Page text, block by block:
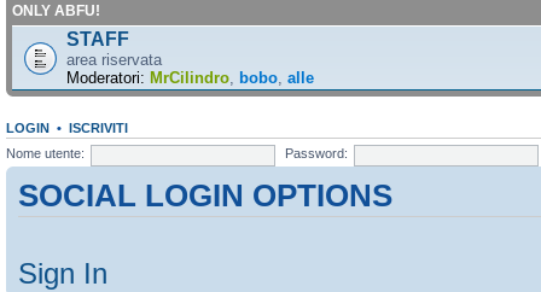
ONLY ABFU!
STAFF
area riservata
Moderatori: MrCilindro bobo alle
LOGIN • ISCRIVITI
Nome utente:
Password:
SOCIAL LOGIN OPTIONS
Sign In